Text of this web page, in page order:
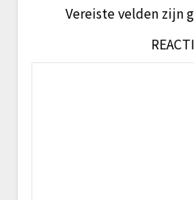
Vereiste velden zijn